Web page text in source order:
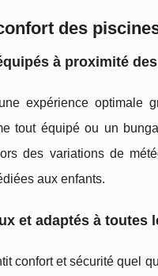
des
à proximité
expérience
tout équipé ou un
des variations de
aux enfants.
et adaptés à toutes
confort et sécurité quel